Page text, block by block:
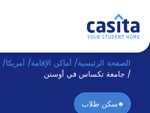
الرئيسية عربي USD
دخول
الصفحة الرئيسية/ أماكن الإقامة/ أمريكا/
/ جامعة تكساس في أوستن
سكن طلاب